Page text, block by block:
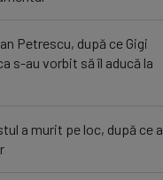
Petrescu, după ce Gigi
s-au vorbit să îl aducă la
a murit pe loc, după ce a